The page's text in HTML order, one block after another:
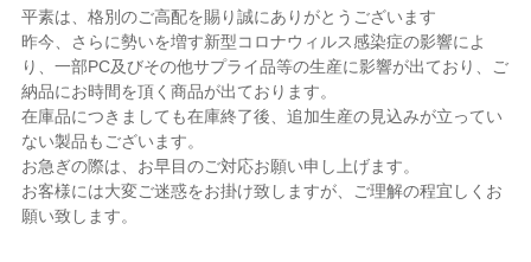
平素は、格別のご高配を賜り誠にありがとうございます
昨今、さらに勢いを増す新型コロナウィルス感染症の影響によ
り、一部PC及びその他サプライ品等の生産に影響が出ており、ご
納品にお時間を頂く商品が出ております。
在庫品につきましても在庫終了後、追加生産の見込みが立ってい
ない製品もございます。
お急ぎの際は、お早目のご対応お願い申し上げます。
お客様には大変ご迷惑をお掛け致しますが、ご理解の程宜しくお
願い致します。